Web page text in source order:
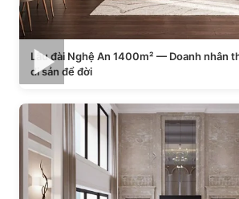
Lâu đài Nghệ An 1400m² — Doanh nhân
di sản để đời